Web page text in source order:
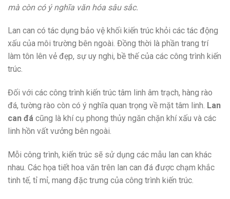
mà còn có ý nghĩa văn hóa sâu sắc.
Lan can có tác dụng bảo vệ khối kiến trúc khỏi các tác động
xấu của môi trường bên ngoài. Đồng thời là phần trang trí
làm tôn lên vẻ đẹp, sự uy nghi, bề thế của các công trình kiến
trúc.
Đối với các công trình kiến trúc tâm linh âm trạch, hàng rào
đá, tường rào còn có ý nghĩa quan trọng về mặt tâm linh. Lan
can đá cũng là khí cụ phong thủy ngăn chặn khí xấu và các
linh hồn vất vưởng bên ngoài.
Mỗi công trình, kiến trúc sẽ sử dụng các mẫu lan can khác
nhau. Các họa tiết hoa văn trên lan can đá được chạm khắc
tinh tế, tỉ mỉ, mang đặc trưng của công trình kiến trúc.